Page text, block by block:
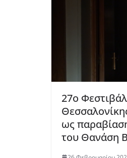
27ο
ως
του Θανάση